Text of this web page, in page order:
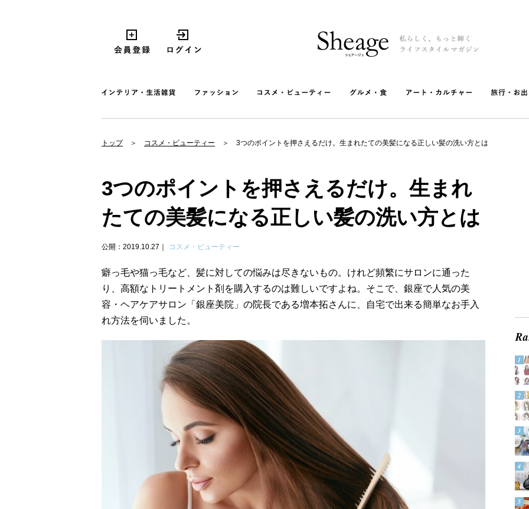
トップ コスメ・ビューティー 3つのポイントを押さえるだけ。生まれたての美髪になる正しい髪の洗い方とは
3つのポイントを押さえるだけ。生まれ
たての美髪になる正しい髪の洗い方とは
公開：2019.10.27 コスメ・ビューティー
癖っ毛や猫っ毛など、髪に対しての悩みは尽きないもの。けれど頻繁にサロンに通った
り、高額なトリートメント剤を購入するのは難しいですよね。そこで、銀座で人気の美
容・ヘアケアサロン「銀座美院」の院長である増本拓さんに、自宅で出来る簡単なお手入
れ方法を伺いました。